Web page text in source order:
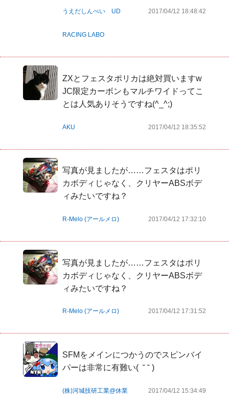
うえだしんぺい UD
RACING LABO
2017/04/12 18:48:42
ZXとフェスタポリカは絶対買いますw
JC限定カーボンもマルチワイドってこ
とは人気ありそうですね(^_^;)
AKU 2017/04/12 18:35:52
写真が見ましたが……フェスタはポリ
カボディじゃなく、クリヤーABSボデ
ィみたいですね？
R-Melo (アールメロ) 2017/04/12 17:32:10
写真が見ましたが……フェスタはポリ
カボディじゃなく、クリヤーABSボデ
ィみたいですね？
R-Melo (アールメロ) 2017/04/12 17:31:52
SFMをメインにつかうのでスピンバイ
パーは非常に有難い(  ˘ ˘ )
(株)河城技研工業@休業 2017/04/12 15:34:49